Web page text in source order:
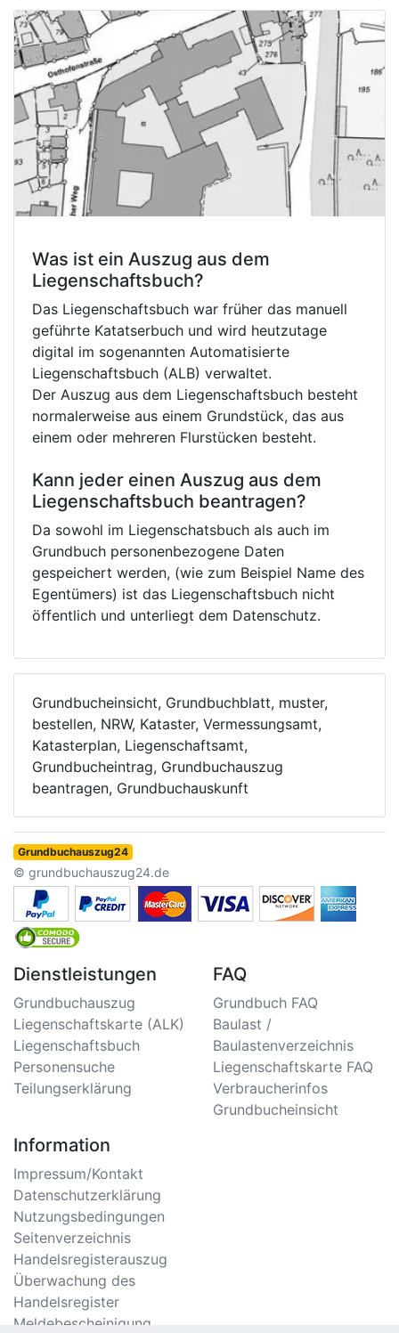
Was ist ein Auszug aus dem
Liegenschaftsbuch?
Das Liegenschaftsbuch war früher das manuell
geführte Katatserbuch und wird heutzutage
digital im sogenannten Automatisierte
Liegenschaftsbuch (ALB) verwaltet.
Der Auszug aus dem Liegenschaftsbuch besteht
normalerweise aus einem Grundstück, das aus
einem oder mehreren Flurstücken besteht.
Kann jeder einen Auszug aus dem
Liegenschaftsbuch beantragen?
Da sowohl im Liegenschatsbuch als auch im
Grundbuch personenbezogene Daten
gespeichert werden, (wie zum Beispiel Name des
Egentümers) ist das Liegenschaftsbuch nicht
öffentlich und unterliegt dem Datenschutz.
Grundbucheinsicht, Grundbuchblatt, muster,
bestellen, NRW, Kataster, Vermessungsamt,
Katasterplan, Liegenschaftsamt,
Grundbucheintrag, Grundbuchauszug
beantragen, Grundbuchauskunft
Grundbuchauszug24
© grundbuchauszug24.de
Dienstleistungen
Grundbuchauszug
Liegenschaftskarte (ALK)
Liegenschaftsbuch
Personensuche
Teilungserklärung
FAQ
Grundbuch FAQ
Baulast /
Baulastenverzeichnis
Liegenschaftskarte FAQ
Verbraucherinfos
Grundbucheinsicht
Information
Impressum/Kontakt
Datenschutzerklärung
Nutzungsbedingungen
Seitenverzeichnis
Handelsregisterauszug
Überwachung des
Handelsregister
Meldebescheinigung